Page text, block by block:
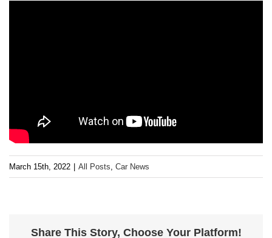
March 15th, 2022 All Posts, Car News
Share This Story, Choose Your Platform!